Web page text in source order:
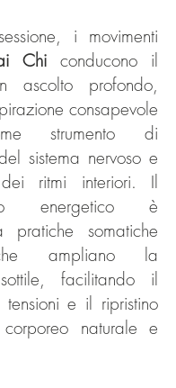
i movimenti
Chi conducono il
ascolto profondo,
consapevole
strumento di
sistema nervoso e
ritmi interiori. Il
energetico è
pratiche somatiche
ampliano la
facilitando il
e il ripristino
naturale e